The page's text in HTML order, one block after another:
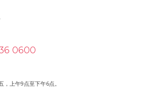
0600
上午9点至下午6点。